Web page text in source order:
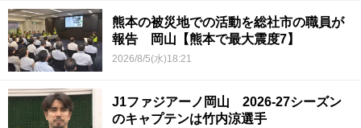
熊本の被災地での活動を総社市の職員が
報告 岡山【熊本で最大震度7】
2026/8/5(水)18:21
J1ファジアーノ岡山 2026-27シーズン
のキャプテンは竹内涼選手